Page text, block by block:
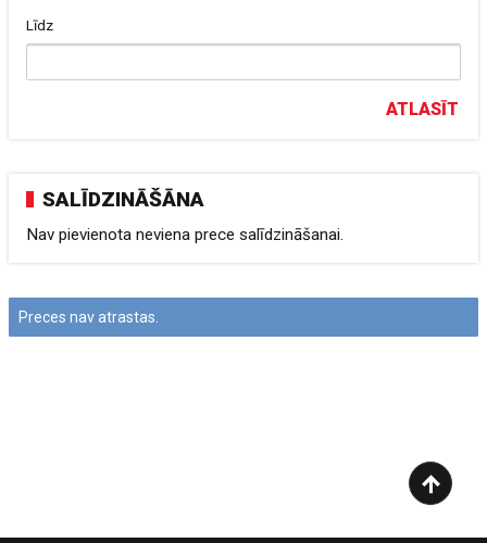
Preces nav atrastas.
Līdz
ATLASĪT
SALĪDZINĀŠĀNA
Nav pievienota neviena prece salīdzināšanai.